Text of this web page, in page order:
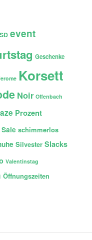
event
Geschenke
Korsett
Noir Offenbach
Prozent
Sale schimmerlos
Silvester Slacks
Valentinstag
Öffnungszeiten